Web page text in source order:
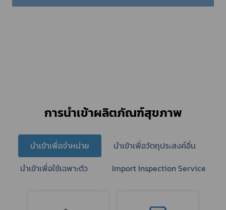
การนำเข้าผลิตภัณฑ์สุขภาพ
นำเข้าเพื่อจำหน่าย
นำเข้าเพื่อวัตถุประสงค์อื่น
นำเข้าเพื่อใช้เฉพาะตัว
Import Inspection Service